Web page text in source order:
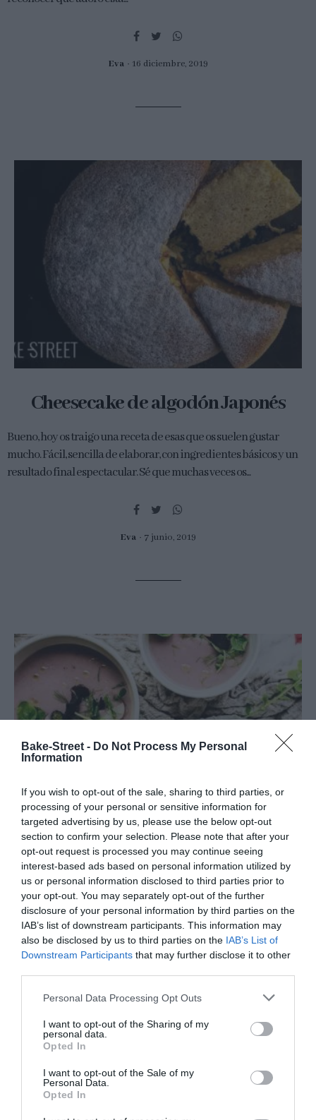
Bake-Street - Do Not Process My Personal
Information
If you wish to opt-out of the sale, sharing to third parties, or
processing of your personal or sensitive information for
targeted advertising by us, please use the below opt-out
section to confirm your selection. Please note that after your
opt-out request is processed you may continue seeing
interest-based ads based on personal information utilized by
us or personal information disclosed to third parties prior to
your opt-out. You may separately opt-out of the further
disclosure of your personal information by third parties on the
IAB’s list of downstream participants. This information may
also be disclosed by us to third parties on the IAB’s List of
Downstream Participants that may further disclose it to other
Please note that this website/app uses one or more Google
not limited to your visit or usage behaviour. You may click to
grant or deny consent to Google and its third-party tags to
use your data for below specified purposes in below Google
consent section.
Personal Data Processing Opt Outs
I want to opt-out of the Sharing of my
personal data.
Opted In
I want to opt-out of the Sale of my
Personal Data.
Opted In
Eva 16 diciembre, 2019
Cheesecake de algodón Japonés
Bueno, hoy os traigo una receta de esas que os suelen gustar
mucho. Fácil, sencilla de elaborar, con ingredientes básicos y un
resultado final espectacular. Sé que muchas veces os...
Eva 7 junio, 2019
Crema templada de rábano con Dashi
Hacía bastante tiempo que le tenía echado el ojo a una crema de
rábano que vi en el blog de Denise de Foodlovin´. La simple idea de
hacer una crema...